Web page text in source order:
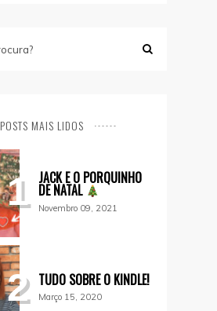
POSTS MAIS LIDOS
1 JACK E O PORQUINHO
DE NATAL
Novembro 09, 2021
2 TUDO SOBRE O KINDLE!
Março 15, 2020